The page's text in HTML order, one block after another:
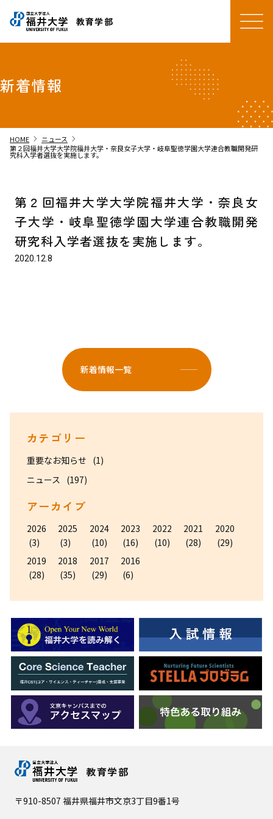
教育学部
新着情報
HOME chevron_right ニュース chevron_right
第２回福井大学大学院福井大学・奈良女子大学・岐阜聖徳学園大学連合教職開発研
究科入学者選抜を実施します。
第２回福井大学大学院福井大学・奈良女
子大学・岐阜聖徳学園大学連合教職開発
研究科入学者選抜を実施します。
2020.12.8
新着情報一覧
カテゴリー
重要なお知らせ (1)
ニュース
(197)
アーカイブ
2026
(3)
2025
(3)
2024
(10)
2023
(16)
2022
(10)
2021
(28)
2020
(29)
2019
(28)
2018
(35)
2017
(29)
2016
(6)
教育学部
〒910-8507 福井県福井市文京3丁目9番1号